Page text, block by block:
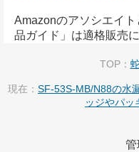
Amazonのアソシエイ
品ガイド」は適格販売
TOP：
現在： SF-53S-MB/N88の水
ッジやパッ
管